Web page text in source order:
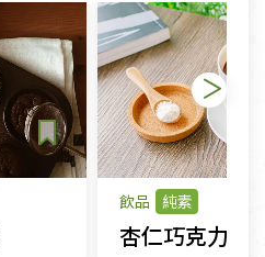
飲品 純素
杏仁巧克力